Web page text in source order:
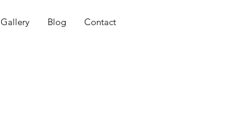
Gallery Blog Contact